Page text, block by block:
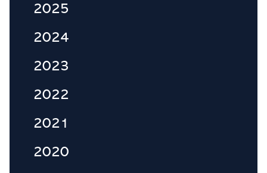
2025
2024
2023
2022
2021
2020